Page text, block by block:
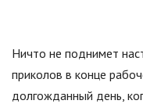
Ничто не поднимет
приколов в конце
долгожданный день,